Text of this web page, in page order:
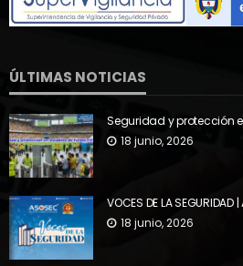
ÚLTIMAS NOTICIAS
Seguridad y protección
18 junio, 2026
VOCES DE LA SEGURIDAD
18 junio, 2026